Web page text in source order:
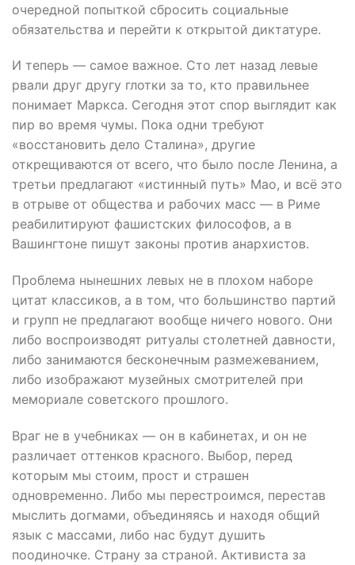
очередной попыткой сбросить социальные
обязательства и перейти к открытой диктатуре.
И теперь — самое важное. Сто лет назад левые
рвали друг другу глотки за то, кто правильнее
понимает Маркса. Сегодня этот спор выглядит как
пир во время чумы. Пока одни требуют
«восстановить дело Сталина», другие
открещиваются от всего, что было после Ленина, а
третьи предлагают «истинный путь» Мао, и всё это
в отрыве от общества и рабочих масс — в Риме
реабилитируют фашистских философов, а в
Вашингтоне пишут законы против анархистов.
Проблема нынешних левых не в плохом наборе
цитат классиков, а в том, что большинство партий
и групп не предлагают вообще ничего нового. Они
либо воспроизводят ритуалы столетней давности,
либо занимаются бесконечным размежеванием,
либо изображают музейных смотрителей при
мемориале советского прошлого.
Враг не в учебниках — он в кабинетах, и он не
различает оттенков красного. Выбор, перед
которым мы стоим, прост и страшен
одновременно. Либо мы перестроимся, перестав
мыслить догмами, объединяясь и находя общий
язык с массами, либо нас будут душить
поодиночке. Страну за страной. Активиста за